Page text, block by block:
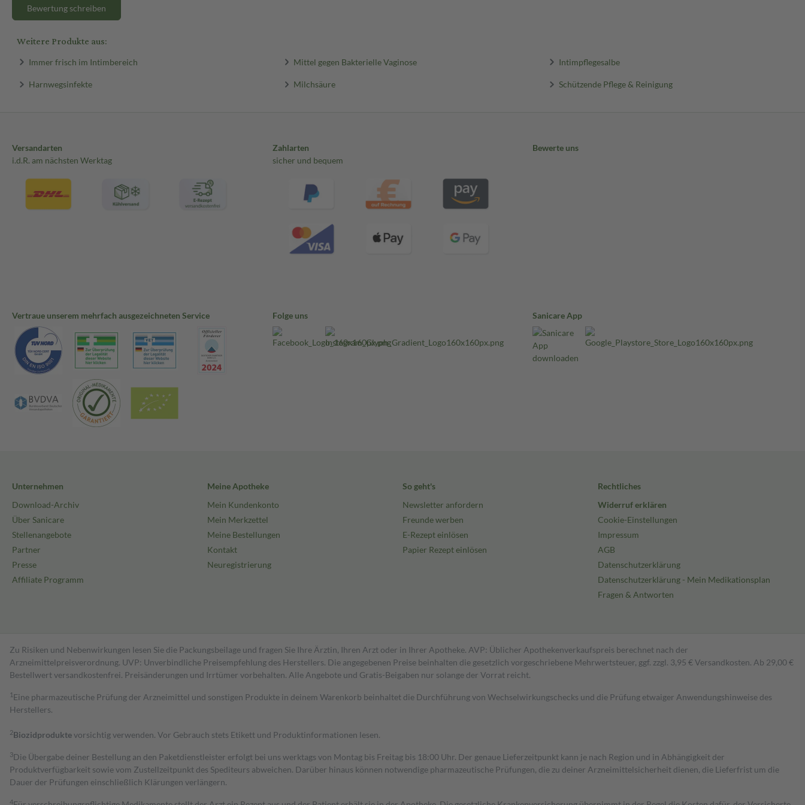
Bewertung schreiben
Weitere Produkte aus:
Immer frisch im Intimbereich Mittel gegen Bakterielle Vaginose Intimpflegesalbe
Harnwegsinfekte Milchsäure Schützende Pflege & Reinigung
Versandarten
i.d.R. am nächsten Werktag
Zahlarten
sicher und bequem
Bewerte uns
Vertraue unserem mehrfach ausgezeichneten Service Folge uns Sanicare App
Unternehmen
Download-Archiv
Über Sanicare
Stellenangebote
Partner
Presse
Affiliate Programm
Meine Apotheke
Mein Kundenkonto
Mein Merkzettel
Meine Bestellungen
Kontakt
Neuregistrierung
So geht's
Newsletter anfordern
Freunde werben
E-Rezept einlösen
Papier Rezept einlösen
Rechtliches
Widerruf erklären
Cookie-Einstellungen
Impressum
AGB
Datenschutzerklärung
Datenschutzerklärung - Mein Medikationsplan
Fragen & Antworten
Zu Risiken und Nebenwirkungen lesen Sie die Packungsbeilage und fragen Sie Ihre Ärztin, Ihren Arzt oder in Ihrer Apotheke. AVP: Üblicher Apothekenverkaufspreis berechnet nach der
Arzneimittelpreisverordnung. UVP: Unverbindliche Preisempfehlung des Herstellers. Die angegebenen Preise beinhalten die gesetzlich vorgeschriebene Mehrwertsteuer, ggf. zzgl. 3,95 € Versandkosten. Ab 29,00 €
Bestell­wert versand­kosten­frei. Preisänderungen und Irrtümer vorbehalten. Alle Angebote und Gratis-Beigaben nur solange der Vorrat reicht.
1 Eine pharmazeutische Prüfung der Arzneimittel und sonstigen Produkte in deinem Warenkorb beinhaltet die Durchführung von Wechselwirkungschecks und die Prüfung etwaiger Anwendungshinweise des
Herstellers.
2Biozidproduktevorsichtig verwenden. Vor Gebrauch stets Etikett und Produktinformationen lesen.
3Die Übergabe deiner Bestellung an den Paketdienstleister erfolgt bei uns werktags von Montag bis Freitag bis 18:00 Uhr. Der genaue Lieferzeitpunkt kann je nach Region und in Abhängigkeit der
Produktverfügbarkeit sowie vom Zustellzeitpunkt des Spediteurs abweichen. Darüber hinaus können notwendige pharmazeutische Prüfungen, die zu deiner Arzneimittelsicherheit dienen, die Lieferfrist um die
Dauer der Prüfungen einschließlich Klärungen verlängern.
4